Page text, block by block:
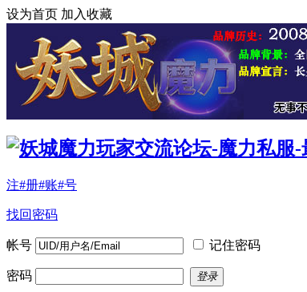
设为首页 加入收藏
注#册#账#号
找回密码
帐号 记住密码
密码 登录